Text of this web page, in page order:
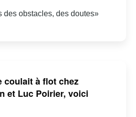
des obstacles, des doutes»
coulait à flot chez
et Luc Poirier, voici